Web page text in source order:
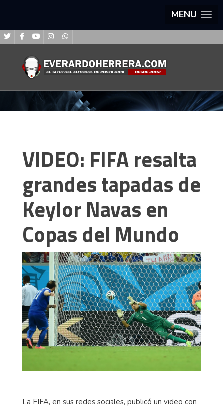
MENU
VIDEO: FIFA resalta
grandes tapadas de
Keylor Navas en
Copas del Mundo
La FIFA, en sus redes sociales, publicó un video con